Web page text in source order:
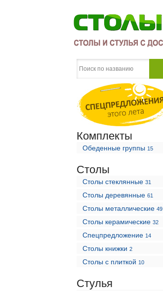
Комплекты
Обеденные группы 15
Столы
Столы стеклянные 31
Столы деревянные 61
Столы металлические 49
Столы керамические 32
Спецпредложение 14
Столы книжки 2
Столы с плиткой 10
Стулья